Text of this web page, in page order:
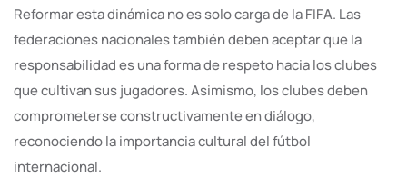
Reformar esta dinámica no es solo carga de la FIFA. Las
federaciones nacionales también deben aceptar que la
responsabilidad es una forma de respeto hacia los clubes
que cultivan sus jugadores. Asimismo, los clubes deben
comprometerse constructivamente en diálogo,
reconociendo la importancia cultural del fútbol
internacional.